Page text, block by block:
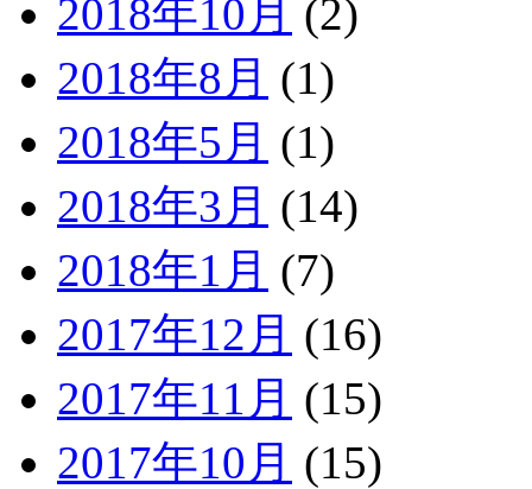
2018年10月 (2)
2018年8月 (1)
2018年5月 (1)
2018年3月 (14)
2018年1月 (7)
2017年12月 (16)
2017年11月 (15)
2017年10月 (15)